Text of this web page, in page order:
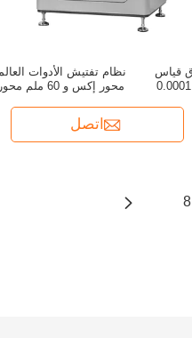
اتصل
قياس
80 × 60 × 60 مم ، وضوح مقياس خطي 0.0001
8